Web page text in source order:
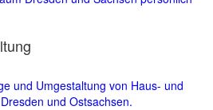
und Umgestaltung von Haus- und
und Ostsachsen.